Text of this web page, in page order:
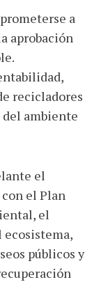
a
aprobación
recicladores
ambiente
el
el Plan
el
públicos y